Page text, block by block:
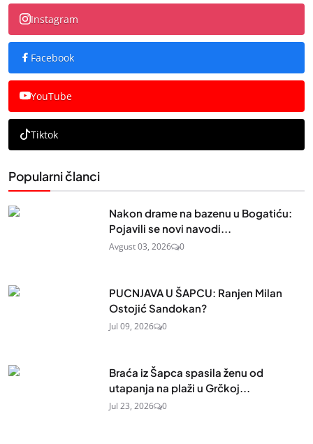
Instagram
Facebook
YouTube
Tiktok
Popularni članci
Nakon drame na bazenu u Bogatiću:
Pojavili se novi navodi...
Avgust 03, 2026 0
PUCNJAVA U ŠAPCU: Ranjen Milan
Ostojić Sandokan?
Jul 09, 2026 0
Braća iz Šapca spasila ženu od
utapanja na plaži u Grčkoj...
Jul 23, 2026 0